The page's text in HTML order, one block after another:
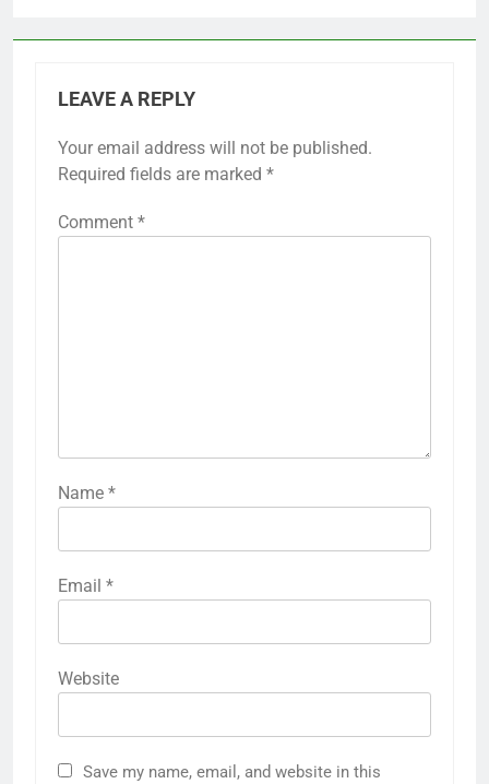
LEAVE A REPLY
Your email address will not be published.
Required fields are marked *
Comment *
Name *
Email *
Website
Save my name, email, and website in this